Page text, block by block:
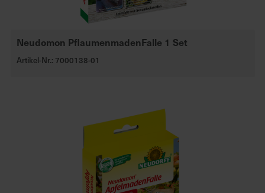
Neudomon PflaumenmadenFalle 1 Set
Artikel-Nr.: 7000138-01